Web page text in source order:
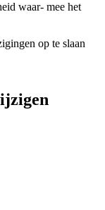
waar- mee het
op te slaan